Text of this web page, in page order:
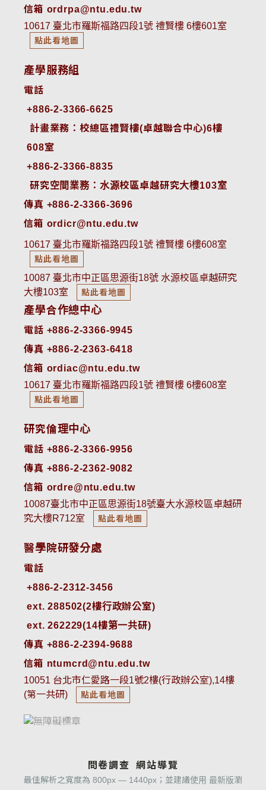
信箱 ordrpa@ntu.edu.tw
10617 臺北市羅斯福路四段1號 禮賢樓 6樓601室
點此看地圖
產學服務組
電話
+886-2-3366-6625
計畫業務：校總區禮賢樓(卓越聯合中心)6樓
608室
+886-2-3366-8835
研究空間業務：水源校區卓越研究大樓103室
傳真 +886-2-3366-3696
信箱 ordicr@ntu.edu.tw
10617 臺北市羅斯福路四段1號 禮賢樓 6樓608室
點此看地圖
10087 臺北市中正區思源街18號 水源校區卓越研究
大樓103室
點此看地圖
產學合作總中心
電話 +886-2-3366-9945
傳真 +886-2-2363-6418
信箱 ordiac@ntu.edu.tw
10617 臺北市羅斯福路四段1號 禮賢樓 6樓608室
點此看地圖
研究倫理中心
電話 +886-2-3366-9956
傳真 +886-2-2362-9082
信箱 ordre@ntu.edu.tw
10087臺北市中正區思源街18號臺大水源校區卓越研
究大樓R712室
點此看地圖
醫學院研發分處
電話
ext. 288502(2樓行政辦公室)
ext. 262229(14樓第一共研)
傳真 +886-2-2394-9688
信箱 ntumcrd@ntu.edu.tw
10051 台北市仁愛路一段1號2樓(行政辦公室),14樓
(第一共研)
點此看地圖
問卷調查 網站導覽
最佳解析之寬度為 800px — 1440px；並建議使用 最新版瀏